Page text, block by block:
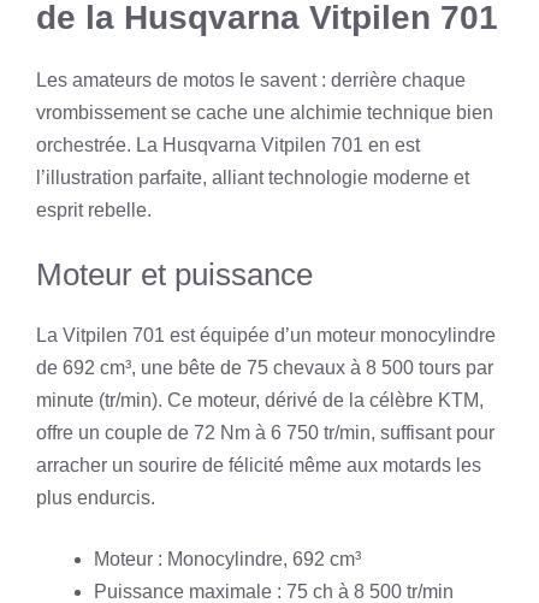
de la Husqvarna Vitpilen 701
Les amateurs de motos le savent : derrière chaque
vrombissement se cache une alchimie technique bien
orchestrée. La Husqvarna Vitpilen 701 en est
l’illustration parfaite, alliant technologie moderne et
esprit rebelle.
Moteur et puissance
La Vitpilen 701 est équipée d’un moteur monocylindre
de 692 cm³, une bête de 75 chevaux à 8 500 tours par
minute (tr/min). Ce moteur, dérivé de la célèbre KTM,
offre un couple de 72 Nm à 6 750 tr/min, suffisant pour
arracher un sourire de félicité même aux motards les
plus endurcis.
Moteur : Monocylindre, 692 cm³
Puissance maximale : 75 ch à 8 500 tr/min